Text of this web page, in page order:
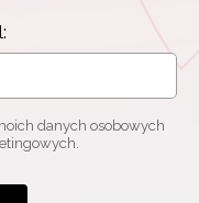
danych osobowych